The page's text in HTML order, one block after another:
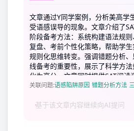
文章通过Y同学案例，分析美高学
受语感误导的现象。文章介绍了
阶段备考方法：系统构建语法规
复盘、考前个性化策略，帮助学
规则化思维转变。强调错题分析
线备考的重要性，展示了科学方
化为高分。文章同时提供SAT阅
取。
关联问题:语感陷阱原因 错题分析方法